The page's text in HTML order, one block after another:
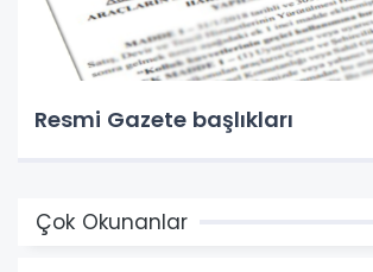
Resmi Gazete başlıkları
Çok Okunanlar